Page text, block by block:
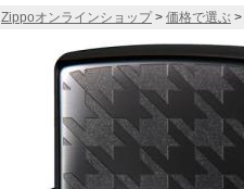
Zippoオンラインショップ> 価格で選ぶ >